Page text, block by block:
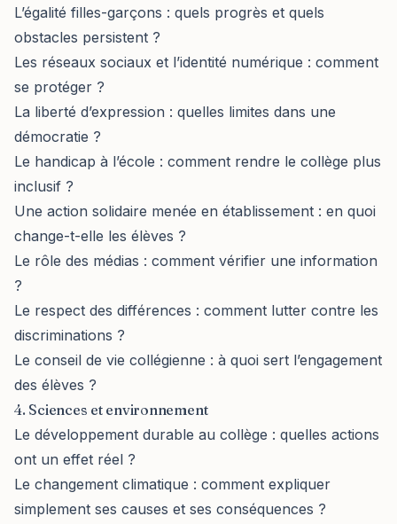
L’égalité filles-garçons : quels progrès et quels
obstacles persistent ?
Les réseaux sociaux et l’identité numérique : comment
se protéger ?
La liberté d’expression : quelles limites dans une
démocratie ?
Le handicap à l’école : comment rendre le collège plus
inclusif ?
Une action solidaire menée en établissement : en quoi
change-t-elle les élèves ?
Le rôle des médias : comment vérifier une information
?
Le respect des différences : comment lutter contre les
discriminations ?
Le conseil de vie collégienne : à quoi sert l’engagement
des élèves ?
4. Sciences et environnement
Le développement durable au collège : quelles actions
ont un effet réel ?
Le changement climatique : comment expliquer
simplement ses causes et ses conséquences ?